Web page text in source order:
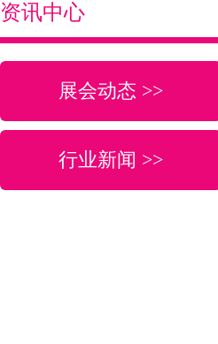
资讯中心
展会动态 >>
行业新闻 >>